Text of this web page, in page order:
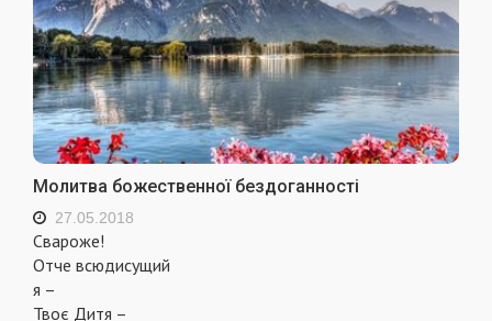
Молитва божественної бездоганності
27.05.2018
Свароже!
Отче всюдисущий
я –
Твоє Дитя –